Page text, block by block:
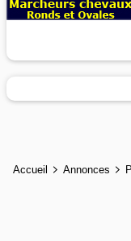
Accueil Annonces